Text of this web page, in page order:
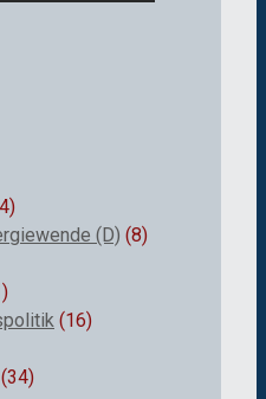
(D) (8)
(16)
(34)